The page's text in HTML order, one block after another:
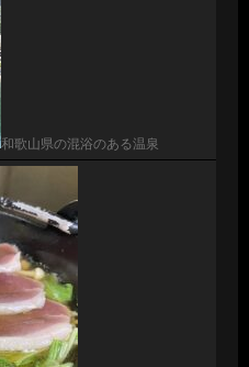
和歌山県の混浴のある温泉